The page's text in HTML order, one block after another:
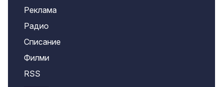
Реклама
Радио
Списание
Филми
RSS